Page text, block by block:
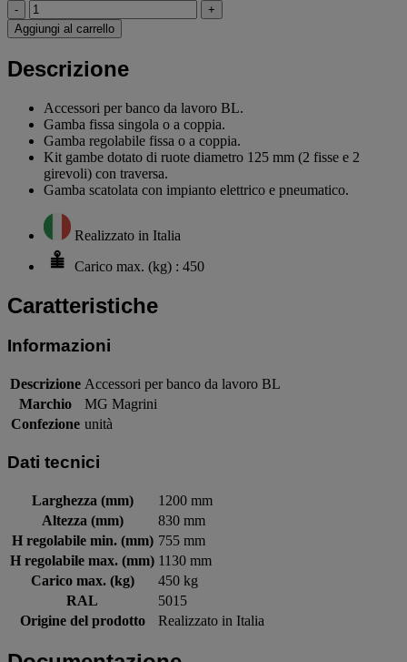
-
+
Aggiungi al carrello
Descrizione
Accessori per banco da lavoro BL.
Gamba fissa singola o a coppia.
Gamba regolabile fissa o a coppia.
Kit gambe dotato di ruote diametro 125 mm (2 fisse e 2
girevoli) con traversa.
Gamba scatolata con impianto elettrico e pneumatico.
Realizzato in Italia
Carico max. (kg) : 450
Caratteristiche
Informazioni
Descrizione Accessori per banco da lavoro BL
Marchio
MG Magrini
Confezione unità
Dati tecnici
Larghezza (mm)
1200 mm
Altezza (mm)
830 mm
H regolabile min. (mm) 755 mm
H regolabile max. (mm) 1130 mm
Carico max. (kg)
450 kg
RAL
5015
Origine del prodotto
Realizzato in Italia